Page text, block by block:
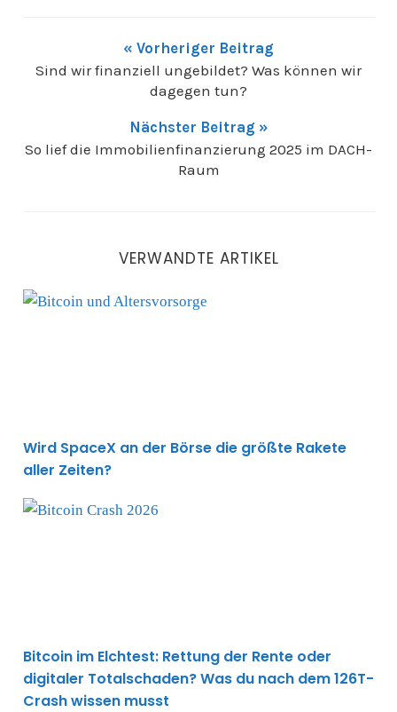
« Vorheriger Beitrag
Sind wir finanziell ungebildet? Was können wir
dagegen tun?
Nächster Beitrag »
So lief die Immobilienfinanzierung 2025 im DACH-
Raum
VERWANDTE ARTIKEL
Wird SpaceX an der Börse die größte Rakete aller
Wird SpaceX an der Börse die größte Rakete
aller Zeiten?
Bitcoin im Elchtest: Rettung der Rente oder digitaler
Bitcoin im Elchtest: Rettung der Rente oder
digitaler Totalschaden? Was du nach dem 126T-
Crash wissen musst